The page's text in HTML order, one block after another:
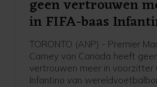
geen vertrouwen
in FIFA-baas
TORONTO (ANP) - Premier
Carney van Canada heeft
vertrouwen meer in voorzitter
Infantino van